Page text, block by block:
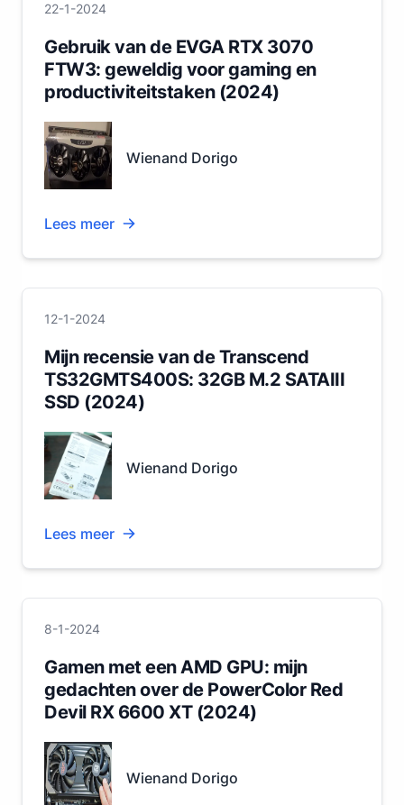
22-1-2024
Gebruik van de EVGA RTX 3070
FTW3: geweldig voor gaming en
productiviteitstaken (2024)
Wienand Dorigo
Lees meer
12-1-2024
Mijn recensie van de Transcend
TS32GMTS400S: 32GB M.2 SATAIII
SSD (2024)
Wienand Dorigo
Lees meer
8-1-2024
Gamen met een AMD GPU: mijn
gedachten over de PowerColor Red
Devil RX 6600 XT (2024)
Wienand Dorigo